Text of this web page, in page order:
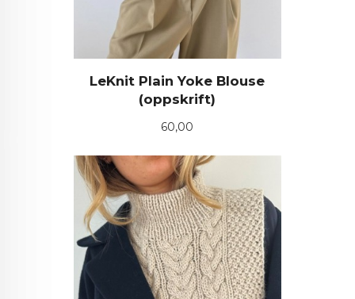
LeKnit Plain Yoke Blouse
(oppskrift)
Pris
60,00